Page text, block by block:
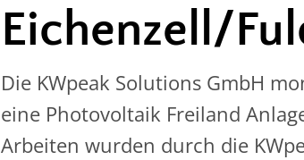
Eichenzell/
Die KWpeak Solutions GmbH
eine Photovoltaik Freiland
Arbeiten wurden durch die